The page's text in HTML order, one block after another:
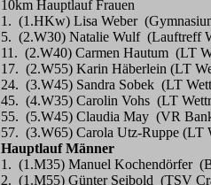
10km Hauptlauf Frauen
1. (1.HKw) Lisa Weber
5. (2.W30) Natalie Wulf (Lauftreff
11. (2.W40) Carmen Hautum (LT
17. (2.W55) Karin Häberlein (LT
24. (3.W45) Sandra Sobek (LT
45. (4.W35) Carolin Vohs (LT
55. (5.W45) Claudia May (VR
57. (3.W65) Carola Utz-Ruppe (LT
Hauptlauf Männer
1. (1.M35) Manuel Kochendörfer
2. (1.M55) Günter Seibold (TSV